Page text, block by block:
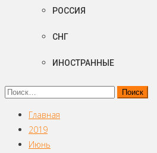
РОССИЯ
СНГ
ИНОСТРАННЫЕ
Найти:
Главная
2019
Июнь